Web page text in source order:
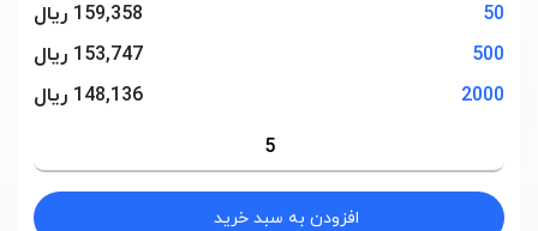
50
159,358 ریال
500
153,747 ریال
2000
148,136 ریال
افزودن به سبد خرید